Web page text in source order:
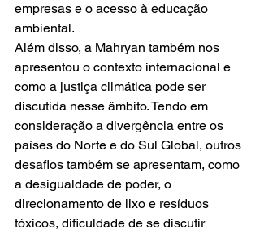
empresas e o acesso à educação
ambiental.
Além disso, a Mahryan também nos
apresentou o contexto internacional e
como a justiça climática pode ser
discutida nesse âmbito. Tendo em
consideração a divergência entre os
países do Norte e do Sul Global, outros
desafios também se apresentam, como
a desigualdade de poder, o
direcionamento de lixo e resíduos
tóxicos, dificuldade de se discutir